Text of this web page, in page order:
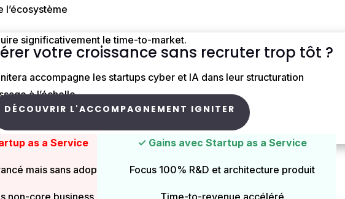
l’écosystème
significativement le time-to-market.
votre croissance sans recruter trop tôt ?
accompagne les startups cyber et IA dans leur structuration
à l’échelle.
DÉCOUVRIR L'ACCOMPAGNEMENT IGNITER
stratégie d'externalisation, le résultat est souvent le même.
as a Service
mais sans adoption
non-core business
✓ Gains avec Startup as a Service
Focus 100% R&D et architecture produit
Time-to-revenue accéléré